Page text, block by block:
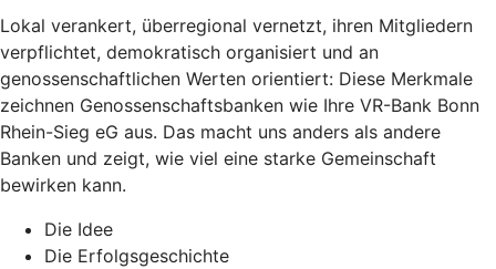
Lokal verankert, überregional vernetzt, ihren Mitgliedern
verpflichtet, demokratisch organisiert und an
genossenschaftlichen Werten orientiert: Diese Merkmale
zeichnen Genossenschaftsbanken wie Ihre VR-Bank Bonn
Rhein-Sieg eG aus. Das macht uns anders als andere
Banken und zeigt, wie viel eine starke Gemeinschaft
bewirken kann.
Die Idee
Die Erfolgsgeschichte